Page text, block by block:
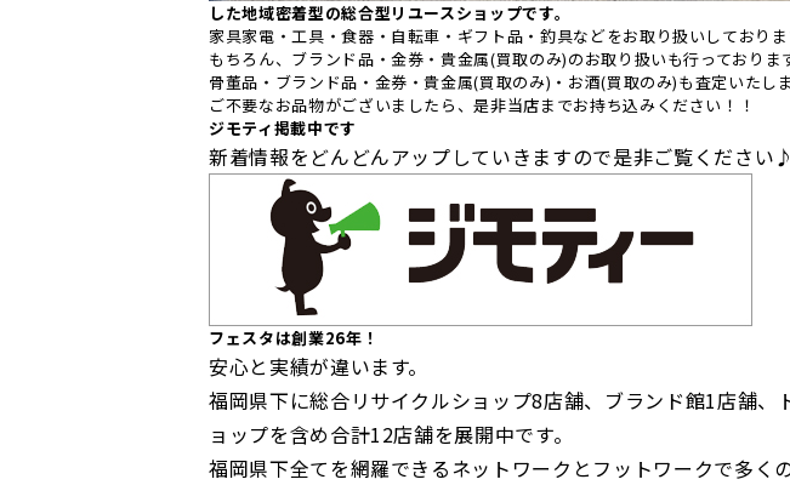
した地域密着型の総合型リユースショップです。
家具家電・工具・食器・自転車・ギフト品・釣具などをお取り扱いしておりま
もちろん、ブランド品・金券・貴金属(買取のみ)のお取り扱いも行っておりま
骨董品・ブランド品・金券・貴金属(買取のみ)・お酒(買取のみ)も査定いたしま
ご不要なお品物がございましたら、是非当店までお持ち込みください！！
ジモティ掲載中です
新着情報をどんどんアップしていきますので是非ご覧ください♪
フェスタは創業26年！
安心と実績が違います。
福岡県下に総合リサイクルショップ8店舗、ブランド館1店舗、
ョップを含め合計12店舗を展開中です。
福岡県下全てを網羅できるネットワークとフットワークで多く